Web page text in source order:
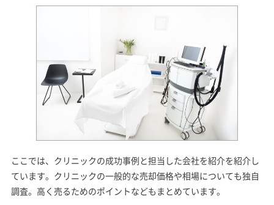
ここでは、クリニックの成功事例と担当した会社を紹介を紹介し
ています。クリニックの一般的な売却価格や相場についても独自
調査。高く売るためのポイントなどもまとめています。